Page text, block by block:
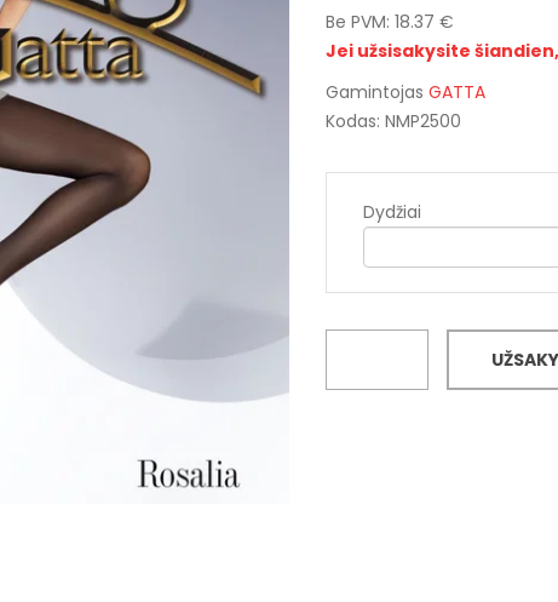
Be PVM: 18.37 €
Jei užsisakysite
Gamintojas GATTA
Kodas: NMP2500
Dydžiai